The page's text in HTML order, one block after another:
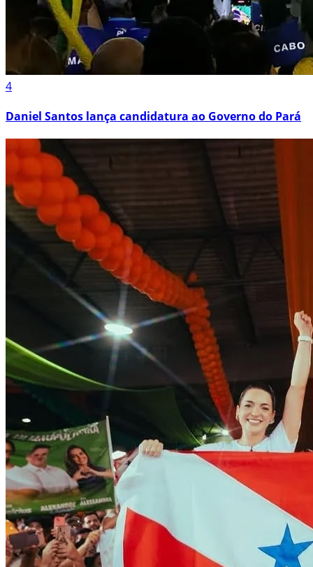
4
Daniel Santos lança candidatura ao Governo do Pará